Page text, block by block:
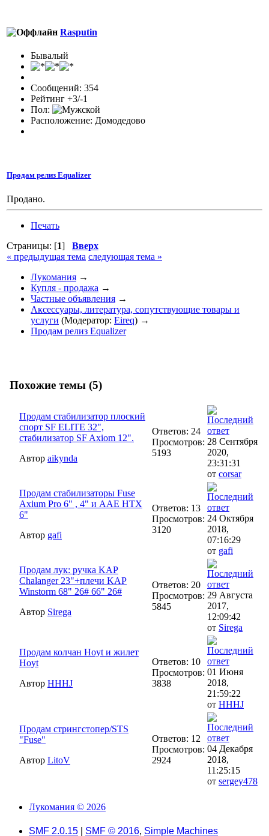
Rasputin
Бывалый
Сообщений: 354
Рейтинг +3/-1
Пол:
Расположение: Домодедово
Продам релиз Equalizer
Продано.
Печать
Страницы: [1] Вверх
« предыдущая тема следующая тема »
Лукомания →
Купля - продажа →
Частные объявления →
Аксессуары, литература, сопутствующие товары и
услуги (Модератор: Eireq) →
Продам релиз Equalizer
Похожие темы (5)
Продам стабилизатор плоский
спорт SF ELITE 32",
стабилизатор SF Axiom 12".
Автор aikynda
Ответов: 24
Просмотров:
5193
28 Сентября
2020,
23:31:31
от corsar
Продам стабилизаторы Fuse
Axium Pro 6" , 4" и AAE HTX
6"
Автор gafi
Ответов: 13
Просмотров:
3120
24 Октября
2018,
07:16:29
от gafi
Продам лук: ручка KAP
Chalanger 23"+плечи KAP
Winstorm 68" 26# 66" 26#
Автор Sirega
Ответов: 20
Просмотров:
5845
29 Августа
2017,
12:09:42
от Sirega
Продам колчан Hoyt и жилет
Hoyt
Автор HHHJ
Ответов: 10
Просмотров:
3838
01 Июня
2018,
21:59:22
от HHHJ
Продам стрингстопер/STS
"Fuse"
Автор LitoV
Ответов: 12
Просмотров:
2924
04 Декабря
2018,
11:25:15
от sergey478
Лукомания © 2026
SMF 2.0.15 SMF © 2016, Simple Machines